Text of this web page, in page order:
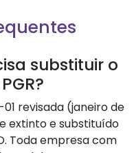
substituir o
revisada (janeiro de
extinto e substituído
Toda empresa com